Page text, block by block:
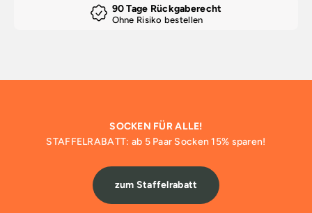
90 Tage Rückgaberecht
Ohne Risiko bestellen
SOCKEN FÜR ALLE!
STAFFELRABATT: ab 5 Paar Socken 15% sparen!
zum Staffelrabatt